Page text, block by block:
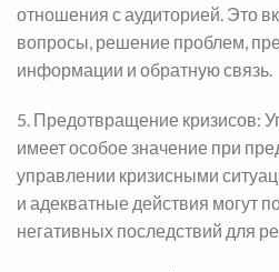
отношения с аудиторией. Это
вопросы, решение проблем,
информации и обратную связь.
5. Предотвращение кризисов:
имеет особое значение при
управлении кризисными
и адекватные действия могут
негативных последствий для